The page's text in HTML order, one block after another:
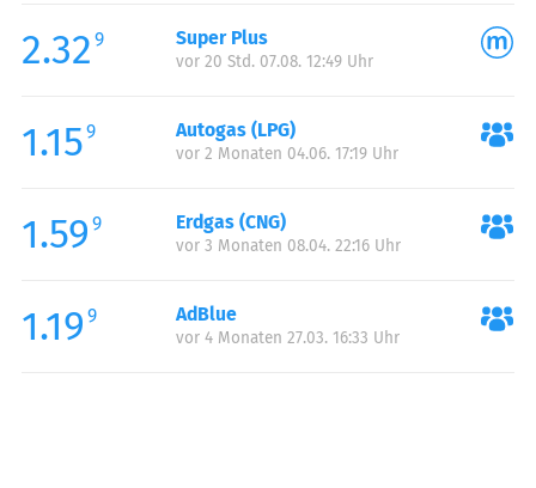
2.32 9 Super Plus
vor 20 Std. 07.08. 12:49 Uhr
1.159 Autogas (LPG)
vor 2 Monaten 04.06. 17:19 Uhr
1.59 9 Erdgas (CNG)
vor 3 Monaten 08.04. 22:16 Uhr
1.19 9 AdBlue
vor 4 Monaten 27.03. 16:33 Uhr